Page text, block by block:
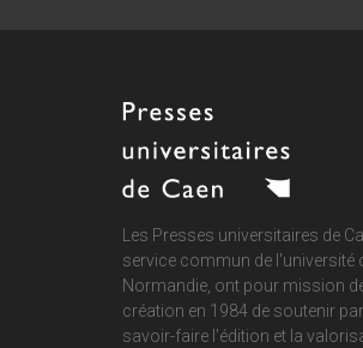
Les Presses universitaires de
service commun de l'université
Normandie, ont pour mission
création en 1984 de soutenir
savoir-faire l'édition et la